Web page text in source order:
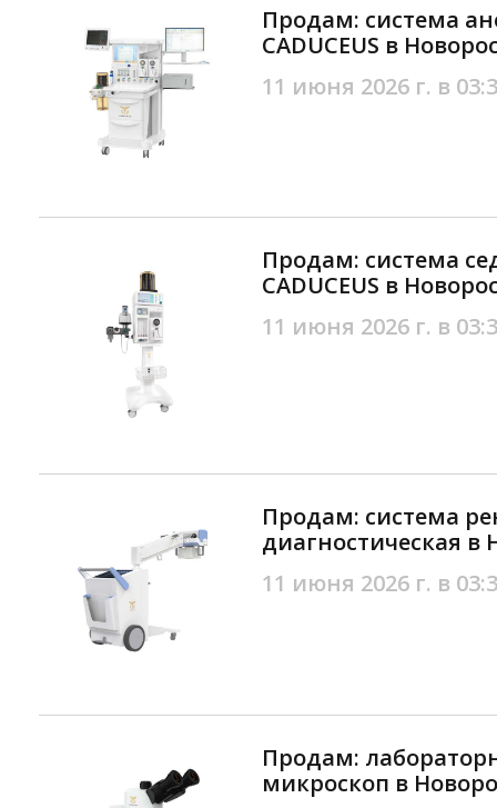
Продам: система
CADUCEUS в
11 июня 2026 г. в
Продам: система
CADUCEUS в
11 июня 2026 г. в
Продам: система
диагностическая в
11 июня 2026 г. в
Продам:
микроскоп в